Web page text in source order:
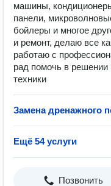
машины,
панели,
бойлеры и многое
и ремонт, делаю все
работаю с
рад помочь в
техники
Замена дренажного
Ещё 54 услуги
Позвонить